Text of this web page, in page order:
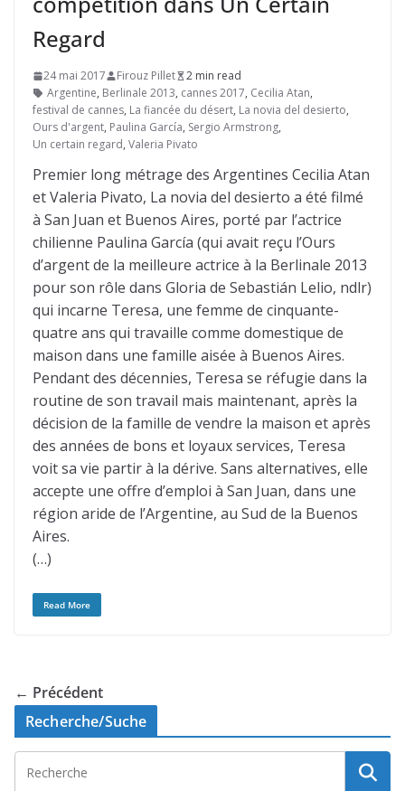
Regard
24 mai 2017 Firouz Pillet
2 min read
Argentine, Berlinale 2013, cannes 2017, Cecilia Atan,
festival de cannes, La fiancée du désert, La novia del desierto,
Ours d'argent, Paulina García, Sergio Armstrong,
Un certain regard, Valeria Pivato
Premier long métrage des Argentines Cecilia Atan
et Valeria Pivato, La novia del desierto a été filmé
à San Juan et Buenos Aires, porté par l’actrice
chilienne Paulina García (qui avait reçu l’Ours
d’argent de la meilleure actrice à la Berlinale 2013
pour son rôle dans Gloria de Sebastián Lelio, ndlr)
qui incarne Teresa, une femme de cinquante-
quatre ans qui travaille comme domestique de
maison dans une famille aisée à Buenos Aires.
Pendant des décennies, Teresa se réfugie dans la
routine de son travail mais maintenant, après la
décision de la famille de vendre la maison et après
des années de bons et loyaux services, Teresa
voit sa vie partir à la dérive. Sans alternatives, elle
accepte une offre d’emploi à San Juan, dans une
région aride de l’Argentine, au Sud de la Buenos
Aires.
(…)
Read More
← Précédent
Recherche/Suche